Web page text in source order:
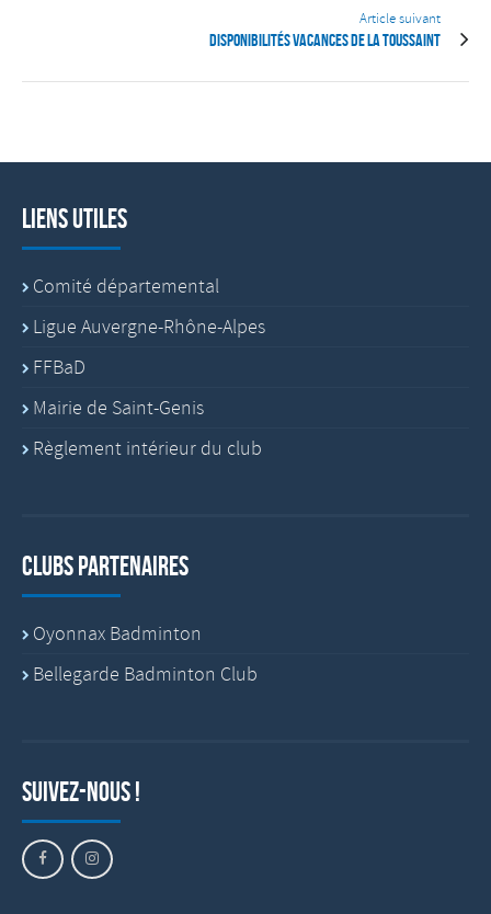
Article suivant
Disponibilités Vacances de la toussaint
Liens utiles
Comité départemental
Ligue Auvergne-Rhône-Alpes
FFBaD
Mairie de Saint-Genis
Règlement intérieur du club
Clubs partenaires
Oyonnax Badminton
Bellegarde Badminton Club
Suivez-nous !